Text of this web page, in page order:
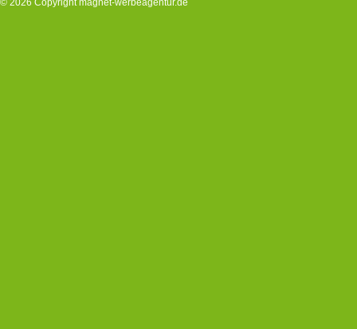
© 2026 Copyrightmagnet-werbeagentur.de